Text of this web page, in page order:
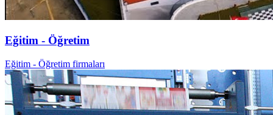
Eğitim - Öğretim
Eğitim - Öğretim firmaları